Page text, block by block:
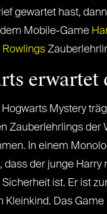
gewartet hast,
Mobile-Game
Rowlings
erwartet
Hogwarts Mystery
Zauberlehrlings der
In einem
dass der junge Harry
ist. Er ist
Kleinkind. Das Game